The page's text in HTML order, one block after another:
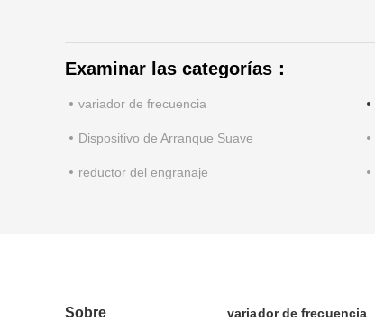
Examinar las categorías：
variador de frecuencia
Dispositivo de Arranque Suave
reductor del engranaje
Sobre variador de frecuencia